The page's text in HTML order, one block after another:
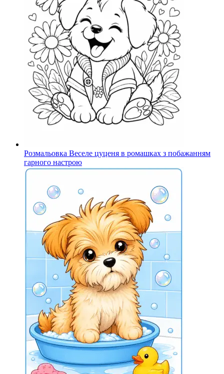
Розмальовка Веселе цуценя в ромашках з побажанням
гарного настрою